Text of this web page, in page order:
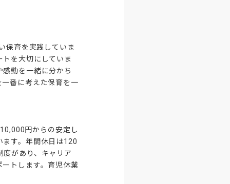
保育を実践していま
を大切にしていま
動を一緒に分かち
番に考えた保育を一
円からの安定し
ます。年間休日は120
があり、キャリア
トします。育児休業